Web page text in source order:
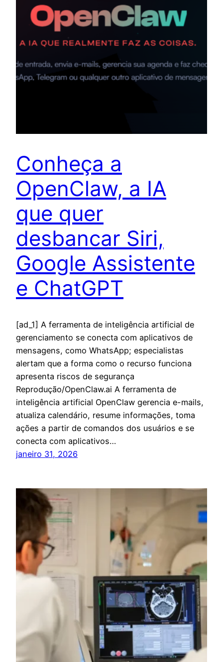
Conheça a
OpenClaw, a IA
que quer
desbancar Siri,
Google Assistente
e ChatGPT
[ad_1] A ferramenta de inteligência artificial de
gerenciamento se conecta com aplicativos de
mensagens, como WhatsApp; especialistas
alertam que a forma como o recurso funciona
apresenta riscos de segurança
Reprodução/OpenClaw.ai A ferramenta de
inteligência artificial OpenClaw gerencia e-mails,
atualiza calendário, resume informações, toma
ações a partir de comandos dos usuários e se
conecta com aplicativos…
janeiro 31, 2026